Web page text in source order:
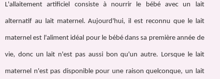
L'allaitement artificiel consiste à nourrir le bébé avec un lait
alternatif au lait maternel. Aujourd'hui, il est reconnu que le lait
maternel est l'aliment idéal pour le bébé dans sa première année de
vie, donc un lait n'est pas aussi bon qu'un autre. Lorsque le lait
maternel n'est pas disponible pour une raison quelconque, un lait